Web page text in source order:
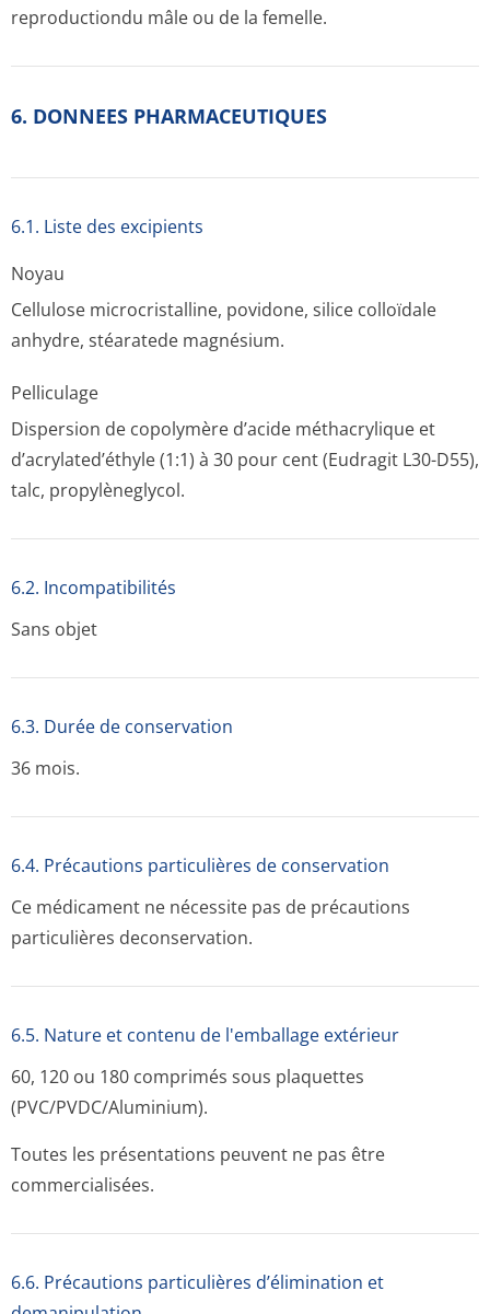
reproductiondu mâle ou de la femelle.
6. DONNEES PHARMACEUTIQUES
6.1. Liste des excipients
Noyau
Cellulose microcristalline, povidone, silice colloïdale
anhydre, stéaratede magnésium.
Pelliculage
Dispersion de copolymère d’acide méthacrylique et
d’acrylated’éthyle (1:1) à 30 pour cent (Eudragit L30-D55),
talc, propylèneglycol.
6.2. Incompati­bilités
Sans objet
6.3. Durée de conservation
36 mois.
6.4. Précautions particulières de conservation
Ce médicament ne nécessite pas de précautions
particulières deconservation.
6.5. Nature et contenu de l'emballage extérieur
60, 120 ou 180 comprimés sous plaquettes
(PVC/PVDC/Alu­minium).
Toutes les présentations peuvent ne pas être
commercialisées.
6.6. Précautions particulières d’élimination et